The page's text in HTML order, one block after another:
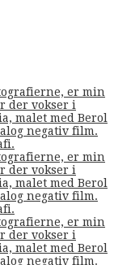
er min
der vokser i
malet med Berol
negativ film.
er min
der vokser i
malet med Berol
negativ film.
er min
der vokser i
malet med Berol
negativ film.